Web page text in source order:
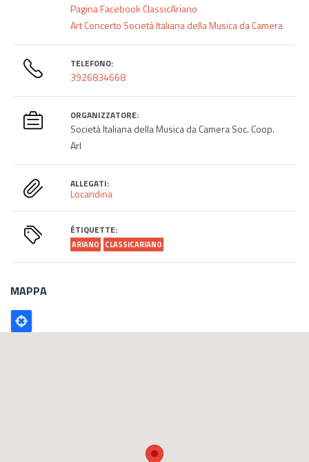
Pagina Facebook ClassicAriano
Art Concerto Società Italiana della Musica da Camera
TELEFONO:
3926834668
ORGANIZZATORE:
Società Italiana della Musica da Camera Soc. Coop.
Arl
ALLEGATI:
Locandina
ÉTIQUETTE:
ARIANO CLASSICARIANO
MAPPA
Poligono
GEO